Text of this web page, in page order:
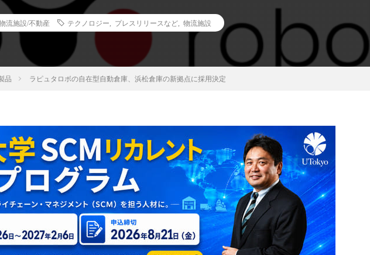
流施設/不動産 テクノロジー プレスリリースなど 物流施設
品 ラピュタロボの自在型自動倉庫、浜松倉庫の新拠点に採用決定